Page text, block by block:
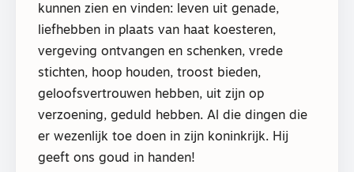
kunnen zien en vinden: leven uit genade,
liefhebben in plaats van haat koesteren,
vergeving ontvangen en schenken, vrede
stichten, hoop houden, troost bieden,
geloofsvertrouwen hebben, uit zijn op
verzoening, geduld hebben. Al die dingen die
er wezenlijk toe doen in zijn koninkrijk. Hij
geeft ons goud in handen!